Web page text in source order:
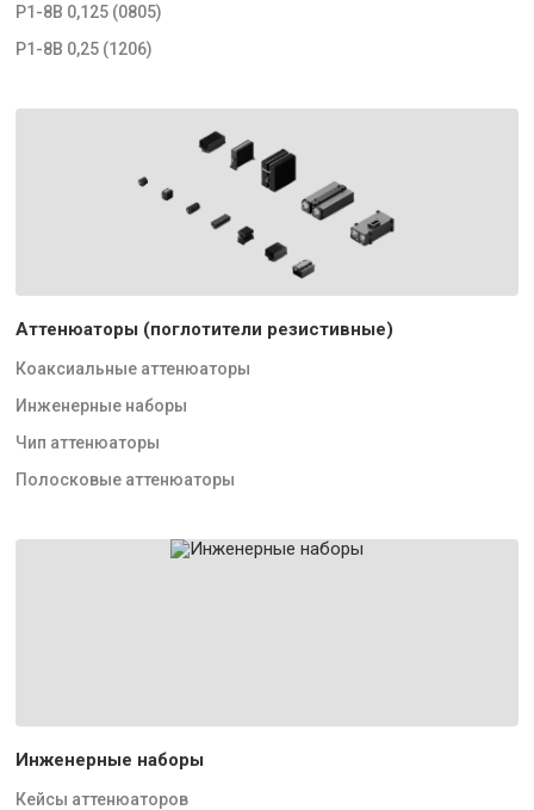
Р1-8В 0,125 (0805)
Р1-8В 0,25 (1206)
Аттенюаторы (поглотители резистивные)
Коаксиальные аттенюаторы
Инженерные наборы
Чип аттенюаторы
Полосковые аттенюаторы
Инженерные наборы
Кейсы аттенюаторов